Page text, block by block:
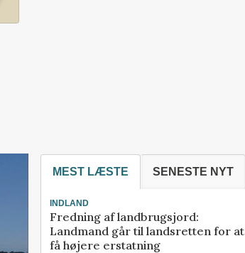
MEST LÆSTE SENESTE NYT
INDLAND
Fredning af landbrugsjord:
Landmand går til landsretten for at
få højere erstatning